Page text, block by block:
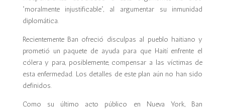
“moralmente injustificable”, al argumentar su inmunidad
diplomática.
Recientemente Ban ofreció disculpas al pueblo haitiano y
prometió un paquete de ayuda para que Haití enfrente el
cólera y para, posiblemente, compensar a las víctimas de
esta enfermedad. Los detalles de este plan aún no han sido
definidos.
Como su último acto público en Nueva York, Ban